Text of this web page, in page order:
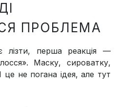
ПРОБЛЕМА
лізти, перша реакція —
Маску, сироватку,
це не погана ідея, але тут